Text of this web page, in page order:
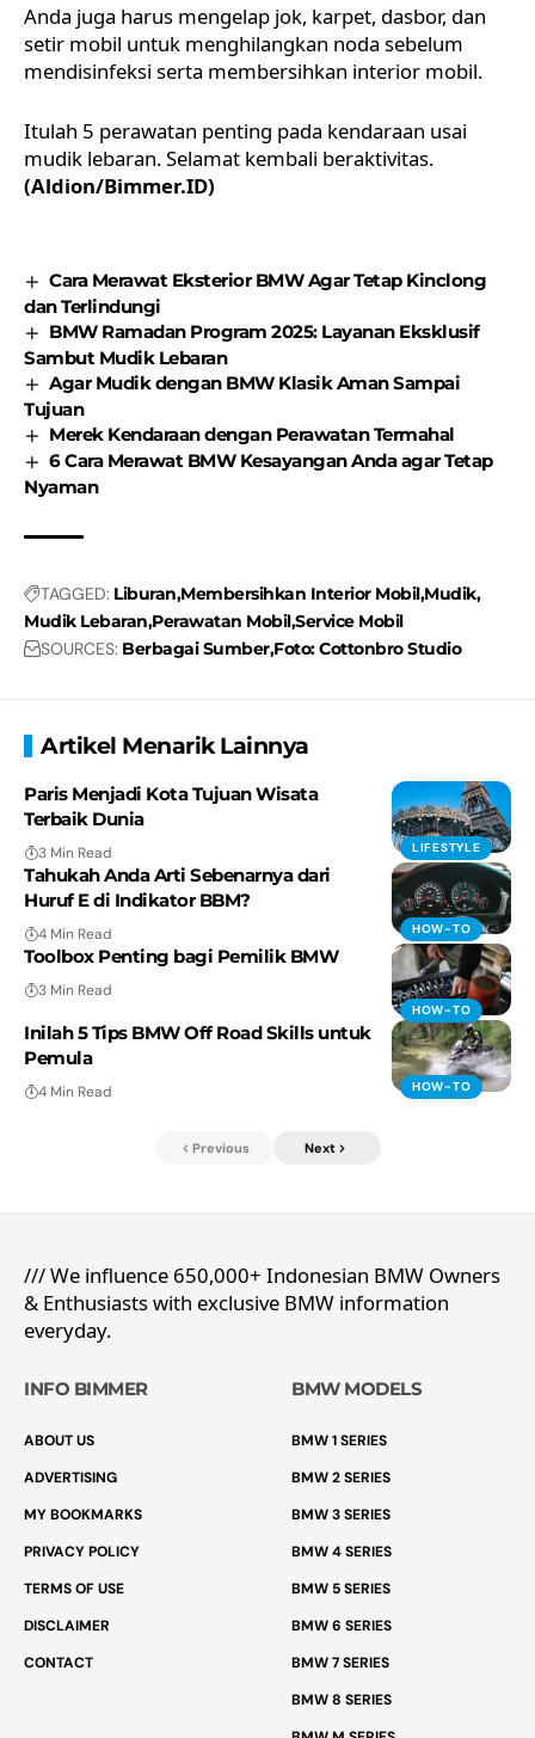
Anda juga harus mengelap jok, karpet, dasbor, dan
setir mobil untuk menghilangkan noda sebelum
mendisinfeksi serta membersihkan interior mobil.
Itulah 5 perawatan penting pada kendaraan usai
mudik lebaran. Selamat kembali beraktivitas.
(Aldion/Bimmer.ID)
Cara Merawat Eksterior BMW Agar Tetap Kinclong
dan Terlindungi
BMW Ramadan Program 2025: Layanan Eksklusif
Sambut Mudik Lebaran
Agar Mudik dengan BMW Klasik Aman Sampai
Tujuan
Merek Kendaraan dengan Perawatan Termahal
6 Cara Merawat BMW Kesayangan Anda agar Tetap
Nyaman
TAGGED: Liburan Membersihkan Interior MobilMudik
Mudik Lebaran Perawatan MobilService Mobil
SOURCES: Berbagai SumberFoto: Cottonbro Studio
Artikel Menarik Lainnya
LIFESTYLE
Paris Menjadi Kota Tujuan Wisata
Terbaik Dunia
3 Min Read
HOW-TO
Tahukah Anda Arti Sebenarnya dari
Huruf E di Indikator BBM?
4 Min Read
HOW-TO
Toolbox Penting bagi Pemilik BMW
3 Min Read
HOW-TO
Inilah 5 Tips BMW Off Road Skills untuk
Pemula
4 Min Read
Previous Next
/// We influence 650,000+ Indonesian BMW Owners
& Enthusiasts with exclusive BMW information
everyday.
INFO BIMMER
ABOUT US
ADVERTISING
MY BOOKMARKS
PRIVACY POLICY
TERMS OF USE
DISCLAIMER
CONTACT
BMW MODELS
BMW 1 SERIES
BMW 2 SERIES
BMW 3 SERIES
BMW 4 SERIES
BMW 5 SERIES
BMW 6 SERIES
BMW 7 SERIES
BMW 8 SERIES